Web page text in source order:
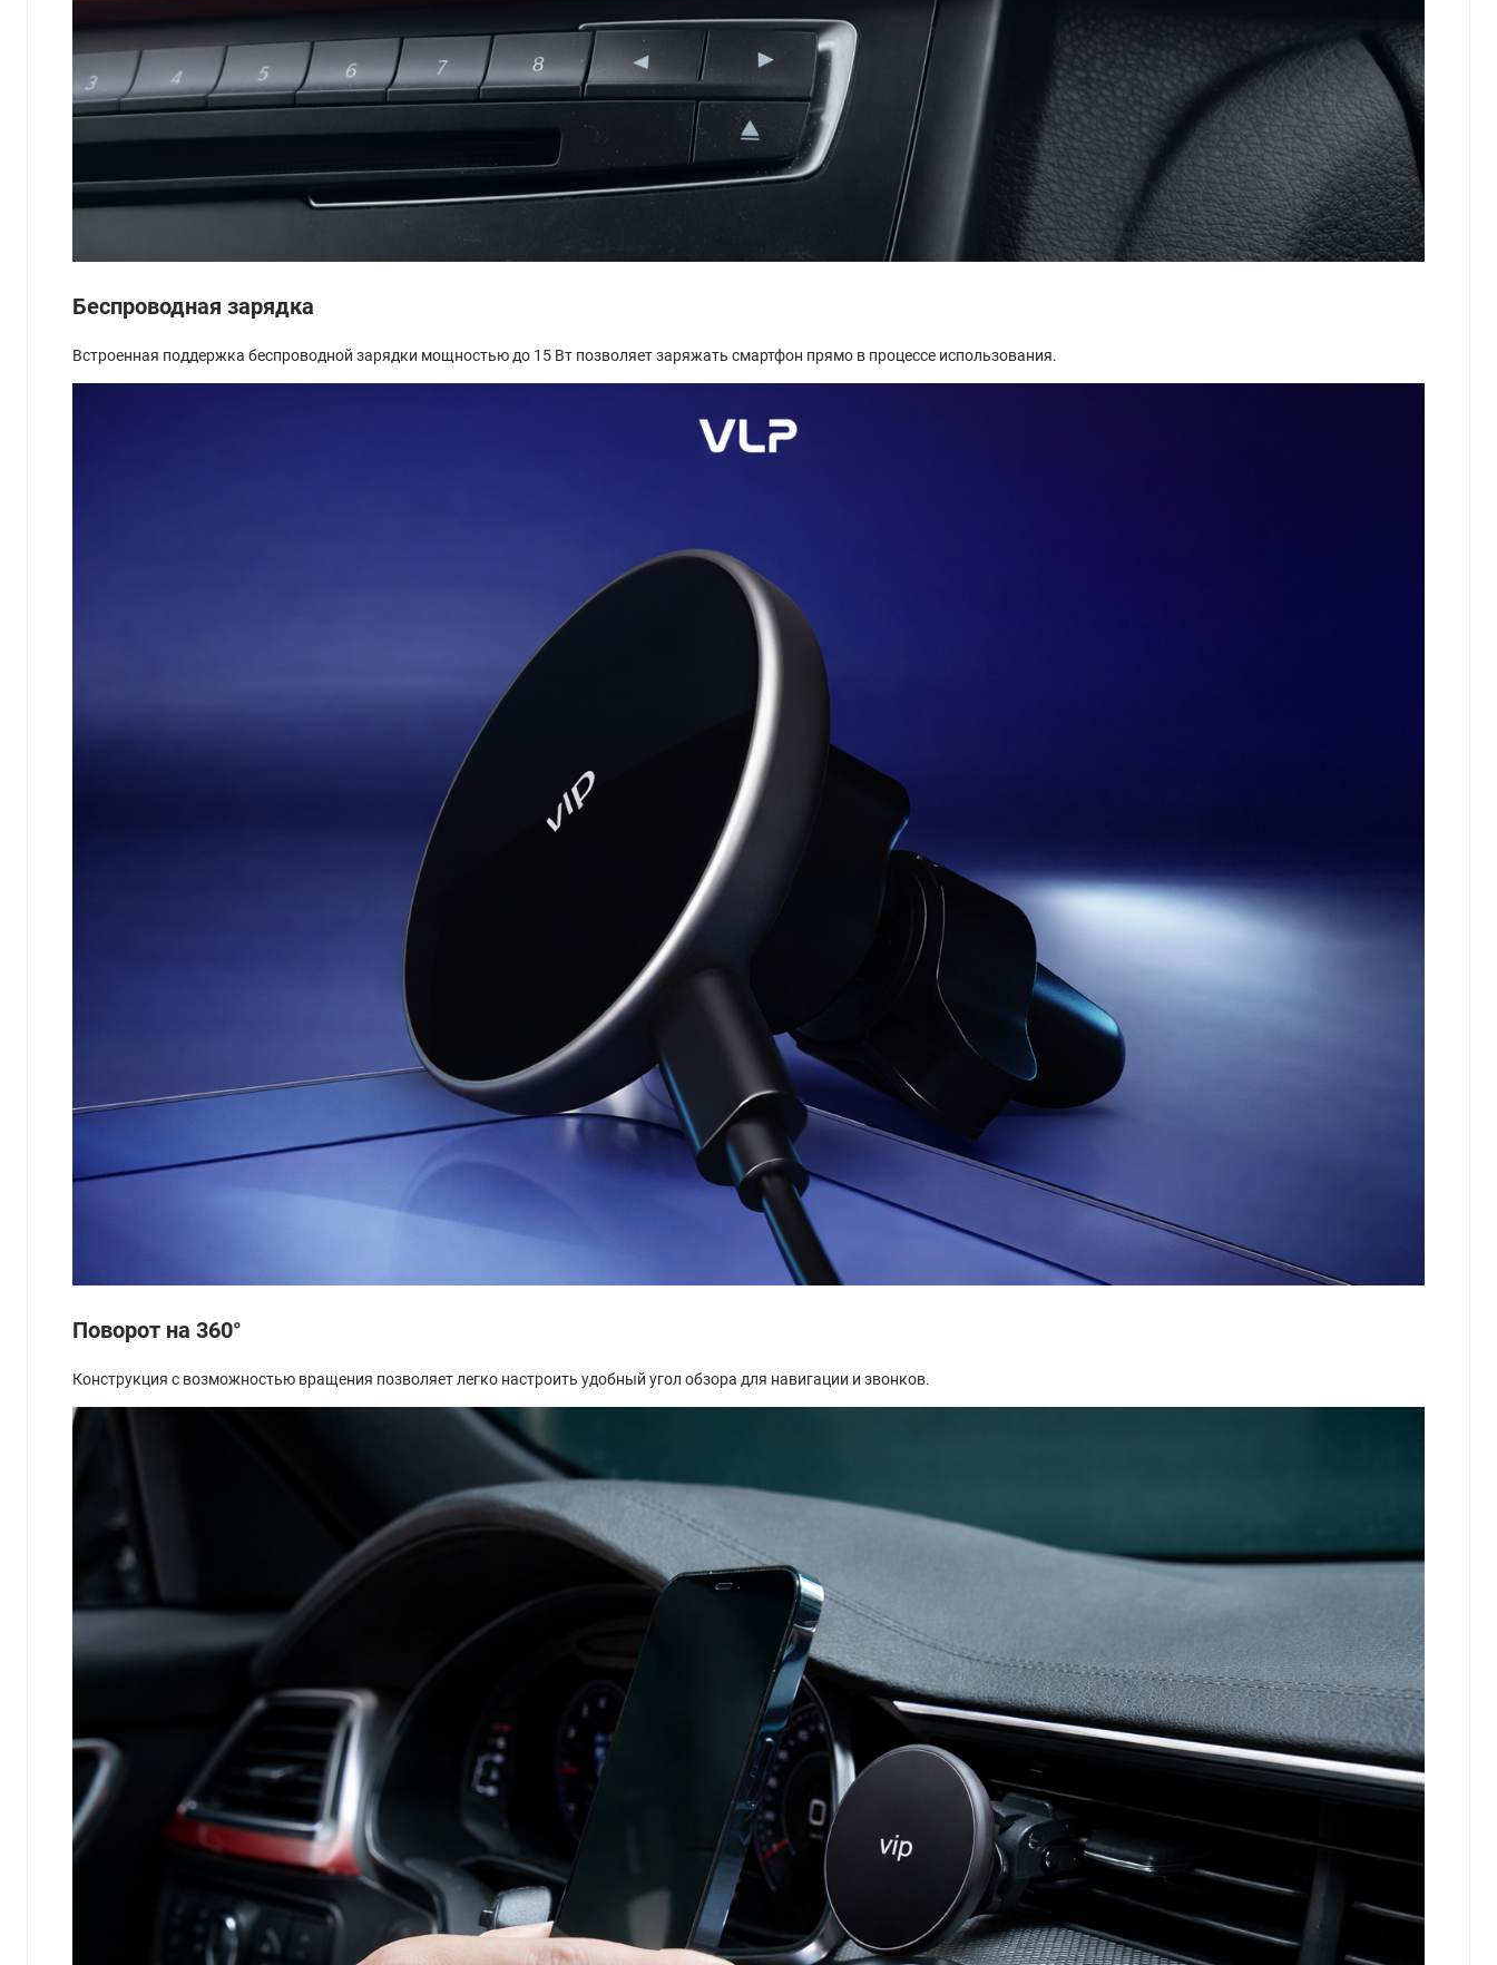
Беспроводная зарядка
Встроенная поддержка беспроводной зарядки мощностью до 15 Вт позволяет заряжать смартфон прямо в процессе использования.
Поворот на 360°
Конструкция с возможностью вращения позволяет легко настроить удобный угол обзора для навигации и звонков.